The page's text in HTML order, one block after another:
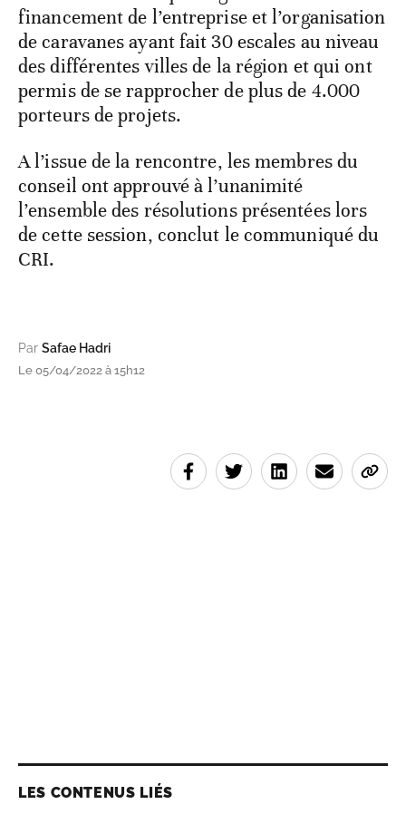
financement de l’entreprise et l’organisation
de caravanes ayant fait 30 escales au niveau
des différentes villes de la région et qui ont
permis de se rapprocher de plus de 4.000
porteurs de projets.
A l’issue de la rencontre, les membres du
conseil ont approuvé à l’unanimité
l’ensemble des résolutions présentées lors
de cette session, conclut le communiqué du
CRI.
Par Safae Hadri
Le 05/04/2022 à 15h12
LES CONTENUS LIÉS